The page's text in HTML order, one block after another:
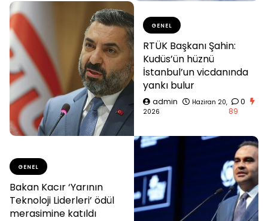
GENEL
RTÜK Başkanı Şahin:
Kudüs’ün hüznü
İstanbul’un vicdanında
yankı bulur
admin
Haziran 20,
2026
0
89
GENEL
Bakan Kacır ‘Yarının
Teknoloji Liderleri’ ödül
merasimine katıldı